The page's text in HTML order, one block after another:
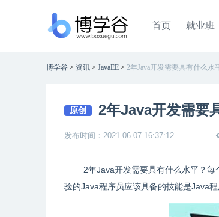
首页 就业班
博学谷 > 资讯 > JavaEE > 2年Java开发需要具有什么水
原创 2年Java开发需要
发布时间：2021-06-07 16:37:12
2年Java开发需要具有什么水平？
验的Java程序员应该具备的技能是Java